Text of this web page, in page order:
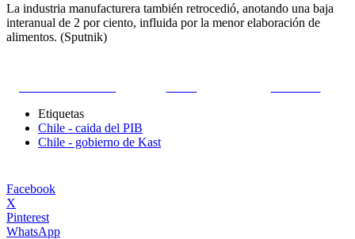
La industria manufacturera también retrocedió, anotando una baja
interanual de 2 por ciento, influida por la menor elaboración de
alimentos. (Sputnik)
Etiquetas
Chile - caida del PIB
Chile - gobierno de Kast
Facebook
X
Pinterest
WhatsApp